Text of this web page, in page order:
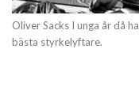
Oliver Sacks I unga år då
bästa styrkelyftare.